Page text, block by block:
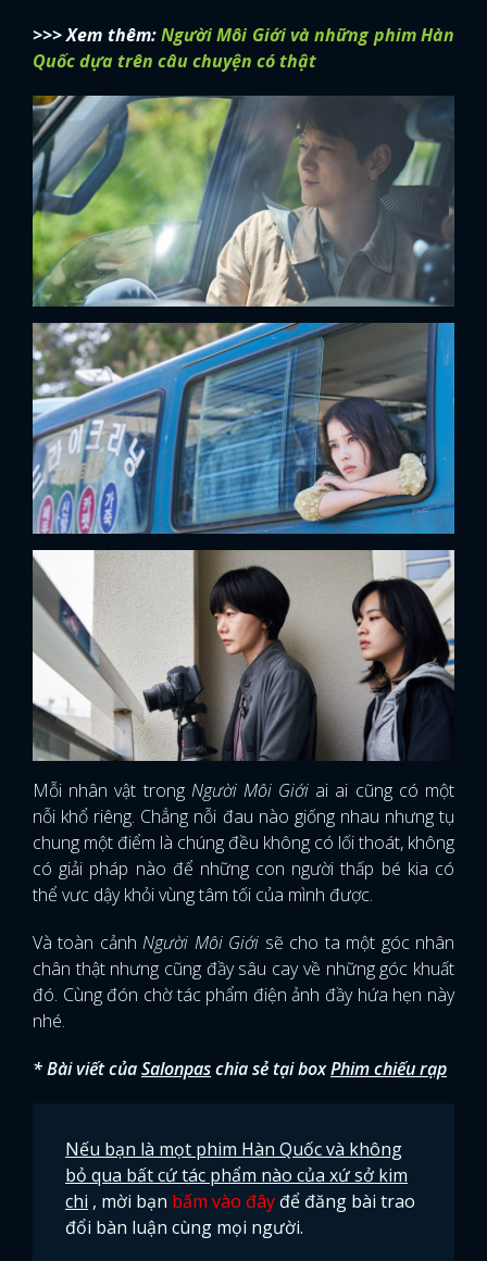
>>> Xem thêm:Người Môi Giới và những phim Hàn
Quốc dựa trên câu chuyện có thật
Mỗi nhân vật trong Người Môi Giới ai ai cũng có một
nỗi khổ riêng. Chẳng nỗi đau nào giống nhau nhưng tụ
chung một điểm là chúng đều không có lối thoát, không
có giải pháp nào để những con người thấp bé kia có
thể vưc dậy khỏi vùng tâm tối của mình được.
Và toàn cảnhNgười Môi Giới sẽ cho ta một góc nhân
chân thật nhưng cũng đầy sâu cay về những góc khuất
đó. Cùng đón chờ tác phẩm điện ảnh đầy hứa hẹn này
nhé.
* Bài viết củaSalonpaschia sẻ tại boxPhim chiếu rạp
Nếu bạn là mọt phim Hàn Quốc và không
bỏ qua bất cứ tác phẩm nào của xứ sở kim
chi , mời bạn bấm vào đây để đăng bài trao
đổi bàn luận cùng mọi người.